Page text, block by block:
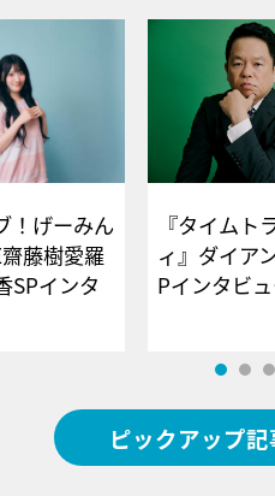
！げーみん
藤樹愛羅
SPインタ
『タイムト
ィ』ダイア
Pイン
ピックアップ